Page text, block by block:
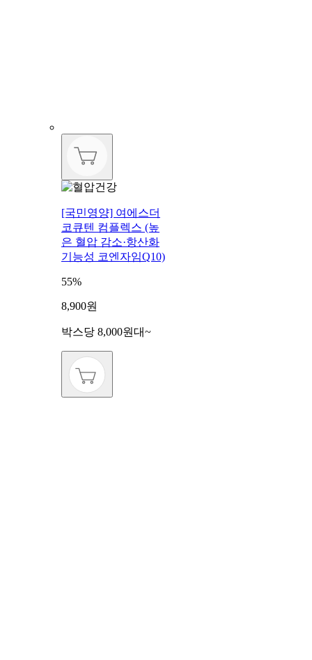
[국민영양] 여에스더
코큐텐 컴플렉스 (높
은 혈압 감소·항산화
기능성 코엔자임Q10)
55%
8,900원
박스당 8,000원대~